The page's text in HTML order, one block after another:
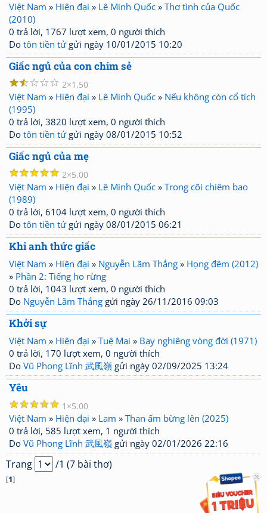
Việt Nam » Hiện đại » Lê Minh Quốc » Thơ tình của Quốc
(2010)
0 trả lời, 1767 lượt xem, 0 người thích
Do tôn tiền tửgửi ngày 10/01/2015 10:20
Giấc ngủ của con chim sẻ
☆
☆
☆
☆
☆ 2 1.50
Việt Nam » Hiện đại » Lê Minh Quốc » Nếu không còn cổ tích
(1995)
0 trả lời, 3820 lượt xem, 0 người thích
Do tôn tiền tửgửi ngày 08/01/2015 10:52
Giấc ngủ của mẹ
☆
☆
☆
☆
☆ 2 5.00
Việt Nam » Hiện đại » Lê Minh Quốc » Trong cõi chiêm bao
(1989)
0 trả lời, 6104 lượt xem, 0 người thích
Do tôn tiền tửgửi ngày 08/01/2015 06:21
Khi anh thức giấc
Việt Nam » Hiện đại » Nguyễn Lãm Thắng » Họng đêm (2012)
» Phần 2: Tiếng ho rừng
0 trả lời, 1043 lượt xem, 0 người thích
Do Nguyễn Lãm Thắng gửi ngày 26/11/2016 09:03
Khởi sự
Việt Nam » Hiện đại » Tuệ Mai » Bay nghiêng vòng đời (1971)
0 trả lời, 170 lượt xem, 0 người thích
Do Vũ Phong Lĩnh 武風嶺 gửi ngày 02/09/2025 13:24
Yêu
☆
☆
☆
☆
☆ 1 5.00
Việt Nam » Hiện đại » Lam » Than ấm bừng lên (2025)
0 trả lời, 585 lượt xem, 1 người thích
Do Vũ Phong Lĩnh 武風嶺 gửi ngày 02/01/2026 22:16
Trang /1 (7 bài thơ)
[1]